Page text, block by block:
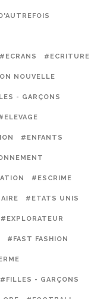
#ECRANS #ECRITURE
NOUVELLE
- GARÇONS
#ENFANTS
#ESCRIME
#ETATS UNIS
#EXPLORATEUR
#FAST FASHION
#FILLES - GARÇONS